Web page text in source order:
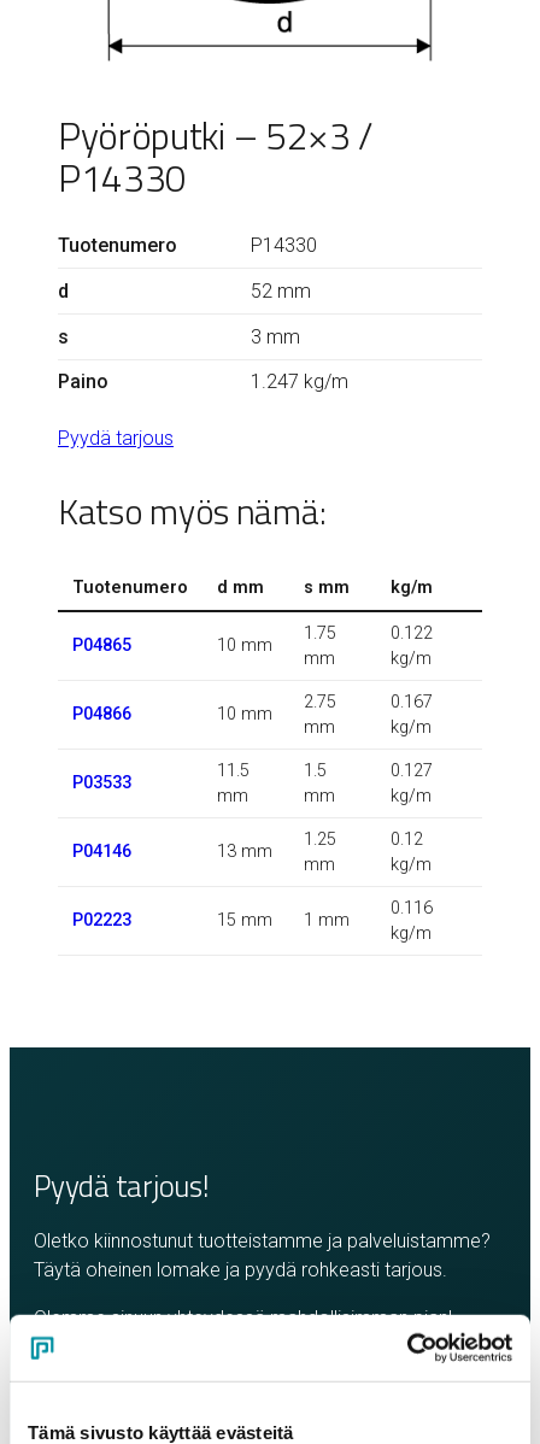
Tämä sivusto käyttää evästeitä
Pyöröputki – 52×3 /
P14330
Tuotenumero
P14330
d
52 mm
s
3 mm
Paino
1.247 kg/m
Pyydä tarjous
Katso myös nämä:
Tuotenumero d mm s mm kg/m
P04865 10 mm
1.75
mm
0.122
kg/m
P04866 10 mm
2.75
mm
0.167
kg/m
P03533
11.5
mm
1.5
mm
0.127
kg/m
P04146 13 mm
1.25
mm
0.12
kg/m
P02223 15 mm 1 mm
0.116
kg/m
Pyydä tarjous!
Oletko kiinnostunut tuotteistamme ja palveluistamme?
Täytä oheinen lomake ja pyydä rohkeasti tarjous.
Olemme sinuun yhteydessä mahdollisimman pian!
Yritys